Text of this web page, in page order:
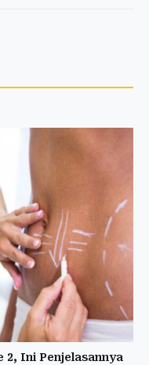
2, Ini Penjelasannya